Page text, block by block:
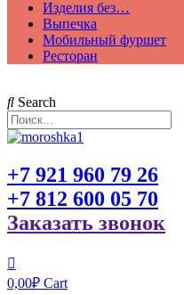
Изделия без…
Выпечка
Мобильный фуршет
Ресторан
Search
+7 921 960 79 26
+7 812 600 05 70
Заказать звонок
0,00₽ Cart